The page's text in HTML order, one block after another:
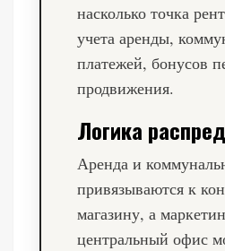
насколько точка
учета аренды,
платежей, бонусов
продвижения.
Логика
Аренда и
привязываются к
магазину, а
центральный офис